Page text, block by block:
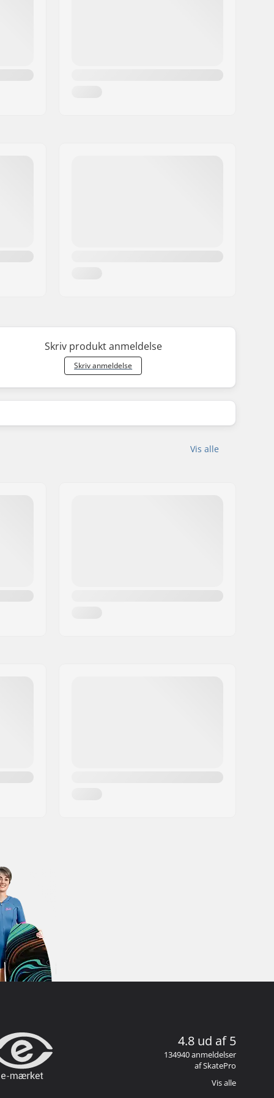
Skriv produkt anmeldelse
Skriv anmeldelse
Vis alle
4.8 ud af 5
134940 anmeldelser
af SkatePro
Vis alle